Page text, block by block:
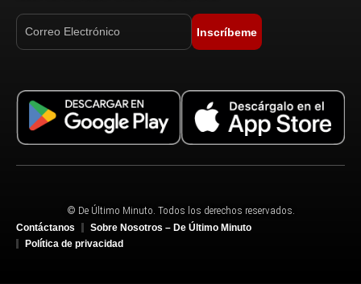
Inscríbeme
© De Último Minuto. Todos los derechos reservados.
Contáctanos
Sobre Nosotros – De Último Minuto
Política de privacidad